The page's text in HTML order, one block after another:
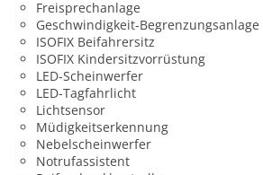
Freisprechanlage
Geschwindigkeit-Begrenzungsanlage
ISOFIX Beifahrersitz
ISOFIX Kindersitzvorrüstung
LED-Scheinwerfer
LED-Tagfahrlicht
Lichtsensor
Müdigkeitserkennung
Nebelscheinwerfer
Notrufassistent